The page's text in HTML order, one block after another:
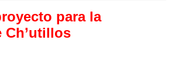
para la
Ch’utillos